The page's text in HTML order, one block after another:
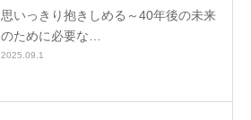
思いっきり抱きしめる～40年後の未来
のために必要な…
2025.09.1